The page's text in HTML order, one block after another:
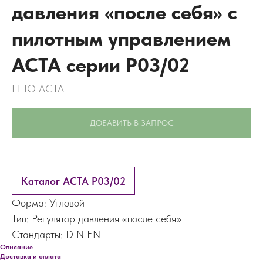
давления «после себя» с
пилотным управлением
АСТА серии Р03/02
НПО АСТА
ДОБАВИТЬ В ЗАПРОС
Каталог АСТА P03/02
Форма: Угловой
Тип: Регулятор давления «после себя»
Стандарты: DIN EN
Описание
Доставка и оплата